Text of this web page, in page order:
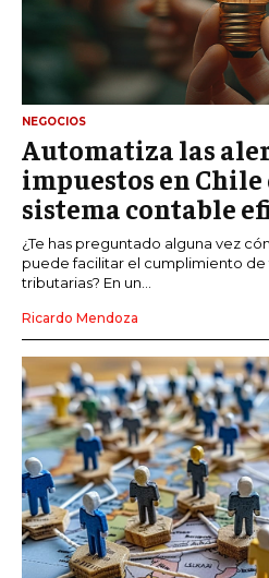
NEGOCIOS
Automatiza las
impuestos en Chile
sistema contable
¿Te has preguntado alguna vez
puede facilitar el cumplimiento
tributarias? En un...
Ricardo Mendoza